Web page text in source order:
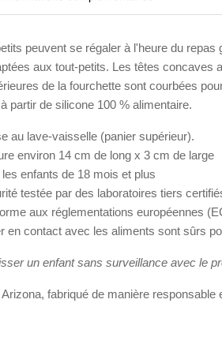
peuvent se régaler à l'heure du
aux tout-petits. Les têtes concaves
de la fourchette sont courbées
partir de silicone 100 % alimentaire.
au lave-vaisselle (panier supérieur).
environ 14 cm de long x 3 cm de large
les enfants de 18 mois et plus
testée par des laboratoires tiers
aux réglementations européennes
en contact avec les aliments sont sûrs
un enfant sans surveillance avec le
fabriqué de manière responsable